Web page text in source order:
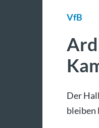
VfB
Der
bleiben